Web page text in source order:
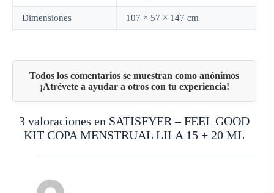
Dimensiones 107 × 57 × 147 cm
3 valoraciones en SATISFYER – FEEL GOOD
KIT COPA MENSTRUAL LILA 15 + 20 ML